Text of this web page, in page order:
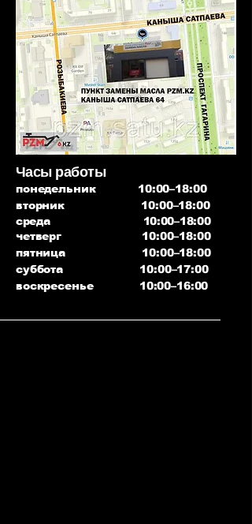
Часы работы
понедельник 10:00–18:00
вторник 10:00–18:00
среда 10:00–18:00
четверг 10:00–18:00
пятница 10:00–18:00
суббота 10:00–17:00
воскресенье 10:00–16:00